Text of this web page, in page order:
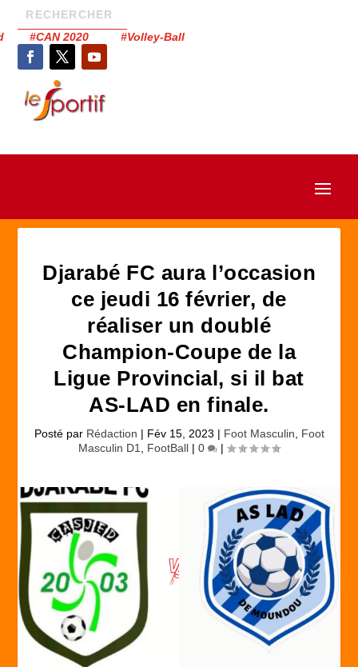
#CAN 2020 #Volley-Ball
Djarabé FC aura l’occasion
ce jeudi 16 février, de
réaliser un doublé
Champion-Coupe de la
Ligue Provincial, si il bat
AS-LAD en finale.
Posté par Rédaction | Fév 15, 2023 | Foot Masculin
Foot
Masculin D1
FootBall | 0 |